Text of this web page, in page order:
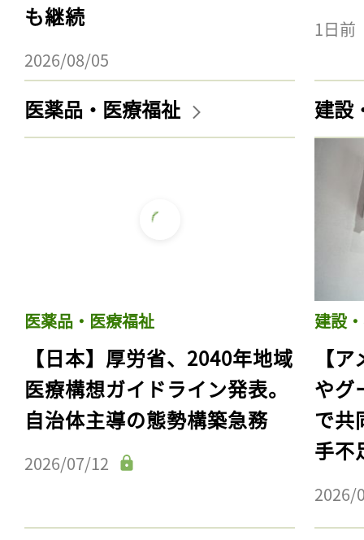
も継続
2026/08/05
1日前
医薬品・医療福祉
医薬品・医療福祉
【日本】厚労省、2040年地域
医療構想ガイドライン発表。
自治体主導の態勢構築急務
2026/07/12
建設
建設
【
やグ
で共
手不
2026/